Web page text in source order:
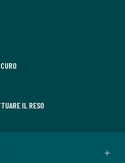
IL RESO